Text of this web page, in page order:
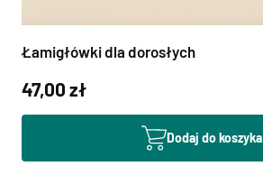
Łamigłówki dla dorosłych
47,00 zł
Dodaj do koszyka